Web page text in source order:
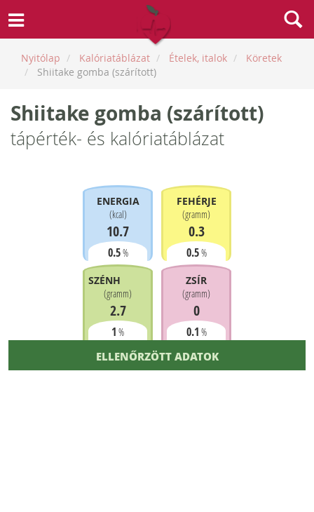
Nyitólap Kalóriatáblázat Ételek, italok
Köretek
Shiitake gomba (szárított)
Shiitake gomba (szárított)
tápérték- és kalóriatáblázat
ENERGIA
(kcal)
10.7
0.5%
FEHÉRJE
(gramm)
0.3
0.5%
SZÉNHIDRÁT
(gramm)
2.7
1 %
ZSÍR
(gramm)
0
0.1 %
ELLENŐRZÖTT ADATOK